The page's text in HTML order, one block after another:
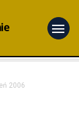
menu
2006